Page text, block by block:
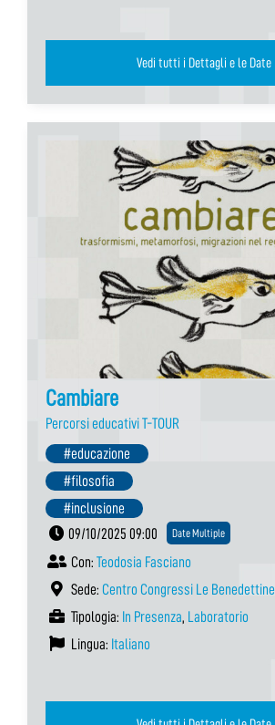
Vedi tutti i Dettagli e le Date
Cambiare
Percorsi educativi T-TOUR
#educazione
#filosofia
#inclusione
09/10/2025 09:00
Date Multiple
Con: Teodosia Fasciano
Sede: Centro Congressi Le Benedettine
Tipologia: In Presenza, Laboratorio
Lingua: Italiano